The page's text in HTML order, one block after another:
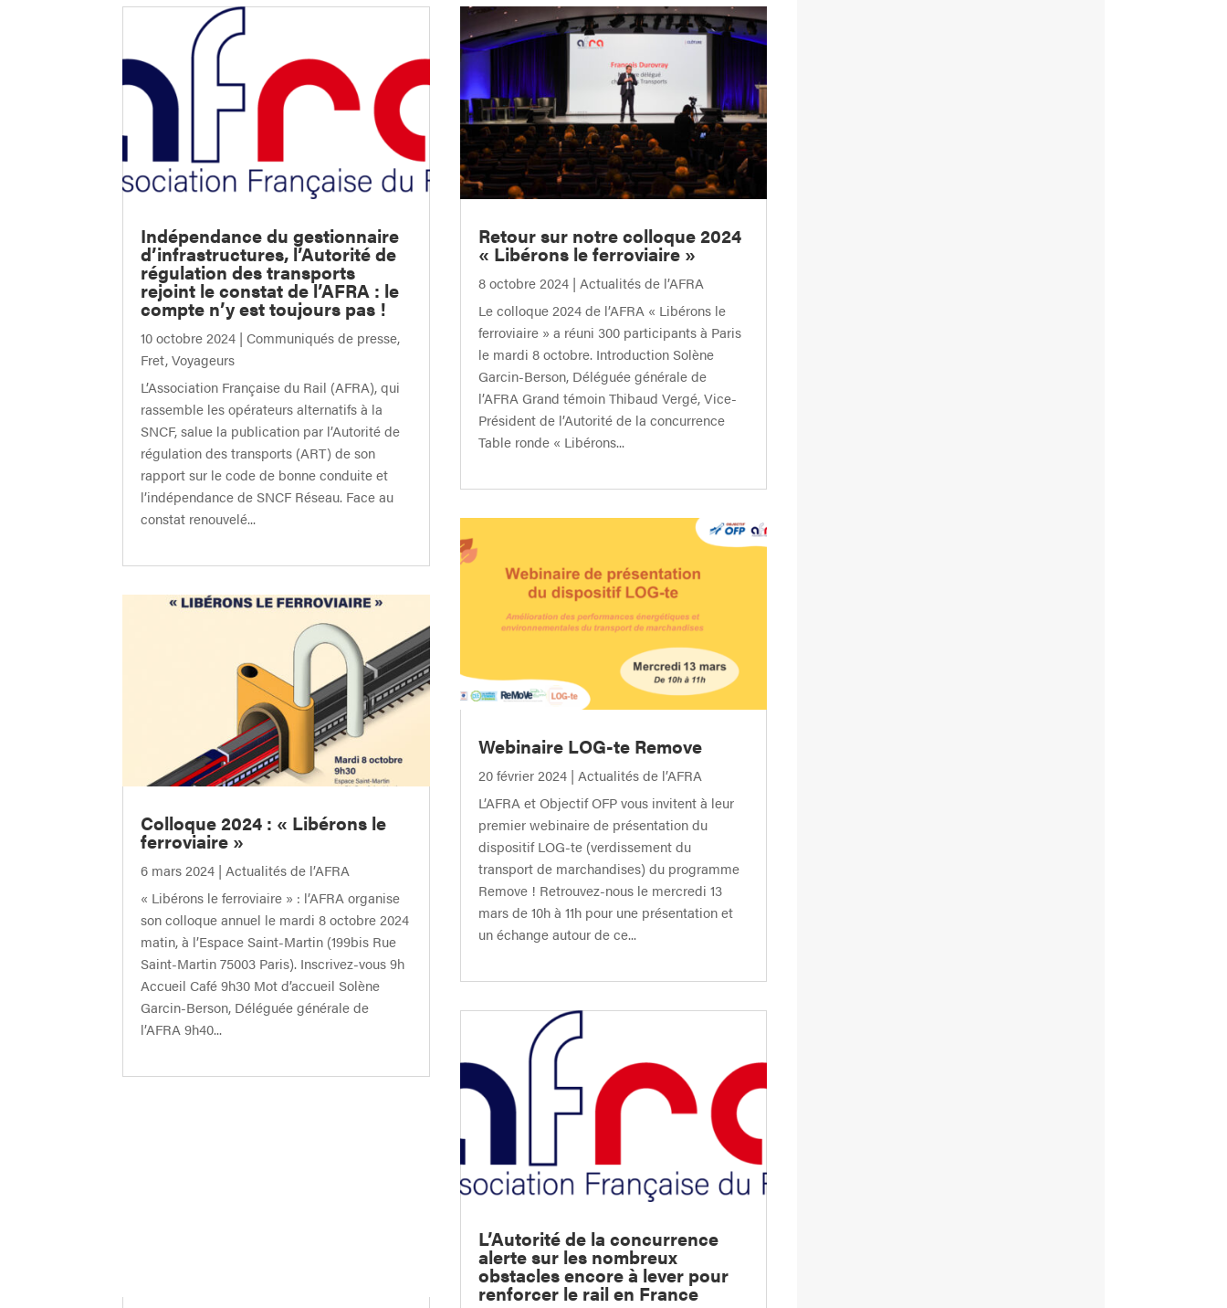
Indépendance du gestionnaire
d’infrastructures, l’Autorité de
régulation des transports
rejoint le constat de l’AFRA : le
compte n’y est toujours pas !
10 octobre 2024 |Communiqués de presse,
Fret,Voyageurs
L’Association Française du Rail (AFRA), qui
rassemble les opérateurs alternatifs à la
SNCF, salue la publication par l’Autorité de
régulation des transports (ART) de son
rapport sur le code de bonne conduite et
l’indépendance de SNCF Réseau. Face au
constat renouvelé...
Colloque 2024 : « Libérons le
ferroviaire »
6 mars 2024 | Actualités de l’AFRA
« Libérons le ferroviaire » : l’AFRA organise
son colloque annuel le mardi 8 octobre 2024
matin, à l’Espace Saint-Martin (199bis Rue
Saint-Martin 75003 Paris). Inscrivez-vous 9h
Accueil Café 9h30 Mot d’accueil Solène
Garcin-Berson, Déléguée générale de
l’AFRA 9h40...
Retour sur notre colloque 2024
« Libérons le ferroviaire »
8 octobre 2024| Actualités de l’AFRA
Le colloque 2024 de l’AFRA « Libérons le
ferroviaire » a réuni 300 participants à Paris
le mardi 8 octobre. Introduction Solène
Garcin-Berson, Déléguée générale de
l’AFRA Grand témoin Thibaud Vergé, Vice-
Président de l’Autorité de la concurrence
Table ronde « Libérons...
Webinaire LOG-te Remove
20 février 2024| Actualités de l’AFRA
L’AFRA et Objectif OFP vous invitent à leur
premier webinaire de présentation du
dispositif LOG-te (verdissement du
transport de marchandises) du programme
Remove ! Retrouvez-nous le mercredi 13
mars de 10h à 11h pour une présentation et
un échange autour de ce...
L’Autorité de la concurrence
alerte sur les nombreux
obstacles encore à lever pour
renforcer le rail en France